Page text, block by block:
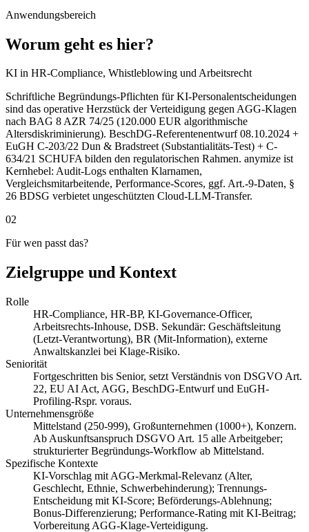
Anwendungsbereich
Worum geht es hier?
KI in HR-Compliance, Whistleblowing und Arbeitsrecht
Schriftliche Begründungs-Pflichten für KI-Personalentscheidungen
sind das operative Herzstück der Verteidigung gegen AGG-Klagen
nach BAG 8 AZR 74/25 (120.000 EUR algorithmische
Altersdiskriminierung). BeschDG-Referentenentwurf 08.10.2024 +
EuGH C-203/22 Dun & Bradstreet (Substantialitäts-Test) + C-
634/21 SCHUFA bilden den regulatorischen Rahmen. anymize ist
Kernhebel: Audit-Logs enthalten Klarnamen,
Vergleichsmitarbeitende, Performance-Scores, ggf. Art.-9-Daten, §
26 BDSG verbietet ungeschützten Cloud-LLM-Transfer.
02
Für wen passt das?
Zielgruppe und Kontext
Rolle
HR-Compliance, HR-BP, KI-Governance-Officer,
Arbeitsrechts-Inhouse, DSB. Sekundär: Geschäftsleitung
(Letzt-Verantwortung), BR (Mit-Information), externe
Anwaltskanzlei bei Klage-Risiko.
Seniorität
Fortgeschritten bis Senior, setzt Verständnis von DSGVO Art.
22, EU AI Act, AGG, BeschDG-Entwurf und EuGH-
Profiling-Rspr. voraus.
Unternehmensgröße
Mittelstand (250-999), Großunternehmen (1000+), Konzern.
Ab Auskunftsanspruch DSGVO Art. 15 alle Arbeitgeber;
strukturierter Begründungs-Workflow ab Mittelstand.
Spezifische Kontexte
KI-Vorschlag mit AGG-Merkmal-Relevanz (Alter,
Geschlecht, Ethnie, Schwerbehinderung); Trennungs-
Entscheidung mit KI-Score; Beförderungs-Ablehnung;
Bonus-Differenzierung; Performance-Rating mit KI-Beitrag;
Vorbereitung AGG-Klage-Verteidigung.